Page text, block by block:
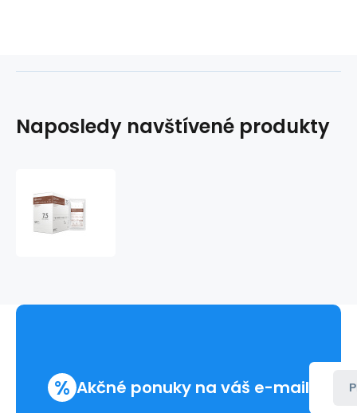
Naposledy navštívené produkty
(50
% Akčné ponuky na váš e-mail